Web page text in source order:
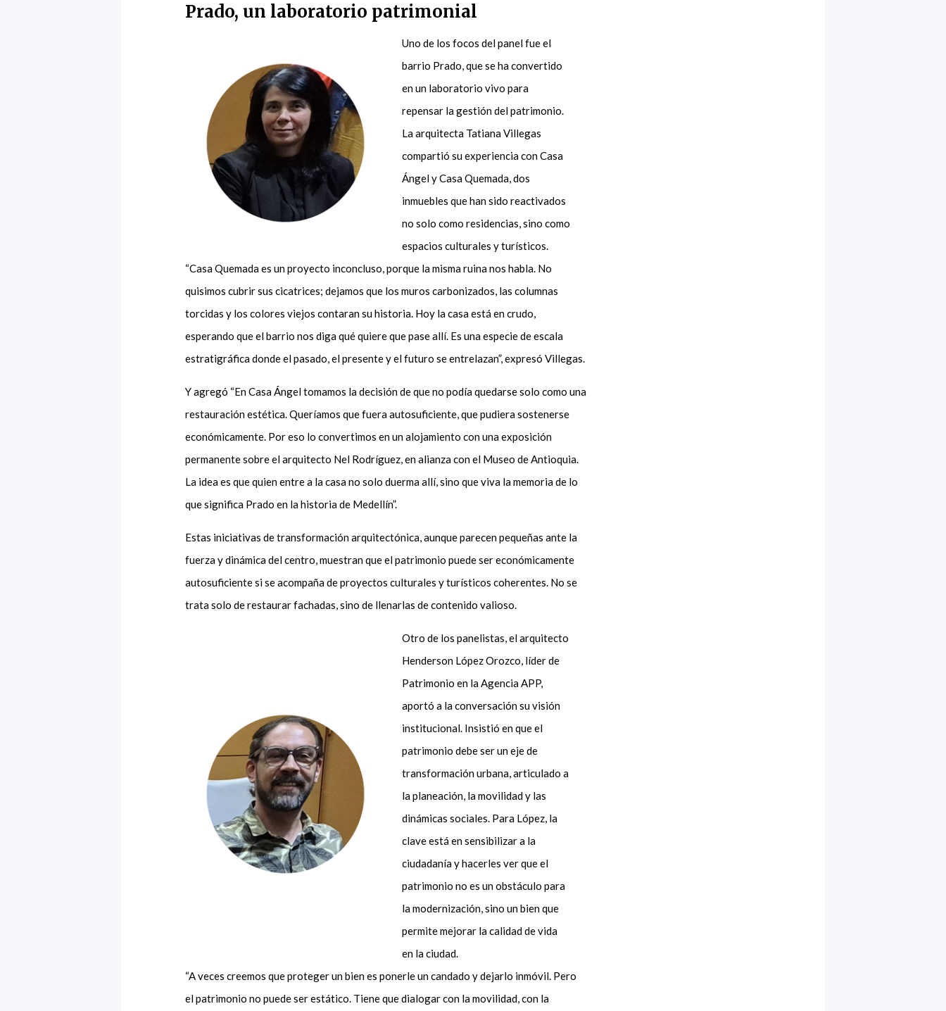
Prado, un laboratorio patrimonial
Uno de los focos del panel fue el
barrio Prado, que se ha convertido
en un laboratorio vivo para
repensar la gestión del patrimonio.
La arquitecta Tatiana Villegas
compartió su experiencia con Casa
Ángel y Casa Quemada, dos
inmuebles que han sido reactivados
no solo como residencias, sino como
espacios culturales y turísticos.
“Casa Quemada es un proyecto inconcluso, porque la misma ruina nos habla. No
quisimos cubrir sus cicatrices; dejamos que los muros carbonizados, las columnas
torcidas y los colores viejos contaran su historia. Hoy la casa está en crudo,
esperando que el barrio nos diga qué quiere que pase allí. Es una especie de escala
estratigráfica donde el pasado, el presente y el futuro se entrelazan”, expresó Villegas.
Y agregó “En Casa Ángel tomamos la decisión de que no podía quedarse solo como una
restauración estética. Queríamos que fuera autosuficiente, que pudiera sostenerse
económicamente. Por eso lo convertimos en un alojamiento con una exposición
permanente sobre el arquitecto Nel Rodríguez, en alianza con el Museo de Antioquia.
La idea es que quien entre a la casa no solo duerma allí, sino que viva la memoria de lo
que significa Prado en la historia de Medellín”.
Estas iniciativas de transformación arquitectónica, aunque parecen pequeñas ante la
fuerza y dinámica del centro, muestran que el patrimonio puede ser económicamente
autosuficiente si se acompaña de proyectos culturales y turísticos coherentes. No se
trata solo de restaurar fachadas, sino de llenarlas de contenido valioso.
Otro de los panelistas, el arquitecto
Henderson López Orozco, líder de
Patrimonio en la Agencia APP,
aportó a la conversación su visión
institucional. Insistió en que el
patrimonio debe ser un eje de
transformación urbana, articulado a
la planeación, la movilidad y las
dinámicas sociales. Para López, la
clave está en sensibilizar a la
ciudadanía y hacerles ver que el
patrimonio no es un obstáculo para
la modernización, sino un bien que
permite mejorar la calidad de vida
en la ciudad.
“A veces creemos que proteger un bien es ponerle un candado y dejarlo inmóvil. Pero
el patrimonio no puede ser estático. Tiene que dialogar con la movilidad, con la